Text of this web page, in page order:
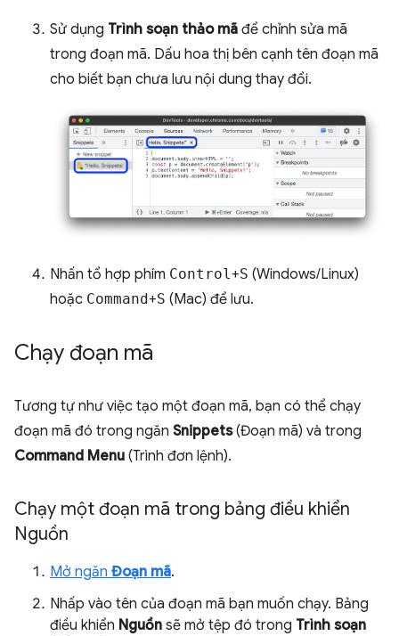
Sử dụng Trình soạn thảo mã để chỉnh sửa mã
trong đoạn mã. Dấu hoa thị bên cạnh tên đoạn mã
cho biết bạn chưa lưu nội dung thay đổi.
Nhấn tổ hợp phím Control +S (Windows/Linux)
hoặc Command+S (Mac) để lưu.
Chạy đoạn mã
Tương tự như việc tạo một đoạn mã, bạn có thể chạy
đoạn mã đó trong ngăn Snippets(Đoạn mã) và trong
Command Menu (Trình đơn lệnh).
Chạy một đoạn mã trong bảng điều khiển
Nguồn
Mở ngăn Đoạn mã.
Nhấp vào tên của đoạn mã bạn muốn chạy. Bảng
điều khiển Nguồn sẽ mở tệp đó trong Trình soạn